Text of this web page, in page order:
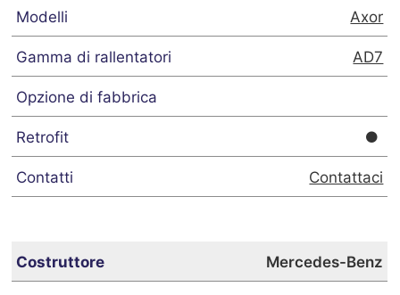
Axor
AD7
Contattaci
Mercedes-Benz